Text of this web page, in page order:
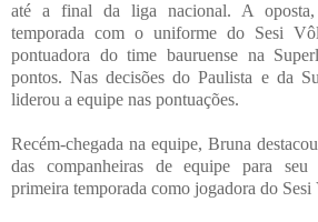
até a final da liga nacional. A
temporada com o uniforme do Sesi
pontuadora do time bauruense na
pontos. Nas decisões do Paulista e da
liderou a equipe nas pontuações.
Recém-chegada na equipe, Bruna
das companheiras de equipe para seu
primeira temporada como jogadora do